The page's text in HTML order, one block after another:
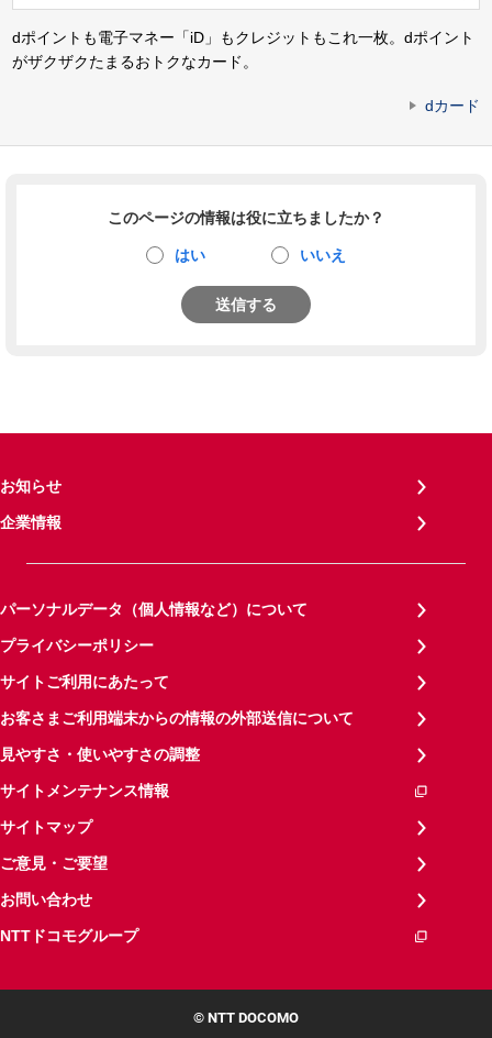
dポイントも電子マネー「iD」もクレジットもこれ一枚。dポイント
がザクザクたまるおトクなカード。
dカード
このページの情報は役に立ちましたか？
はい いいえ
送信する
お知らせ
企業情報
パーソナルデータ（個人情報など）について
プライバシーポリシー
サイトご利用にあたって
お客さまご利用端末からの情報の外部送信について
見やすさ・使いやすさの調整
サイトメンテナンス情報
サイトマップ
ご意見・ご要望
お問い合わせ
NTTドコモグループ
© NTT DOCOMO